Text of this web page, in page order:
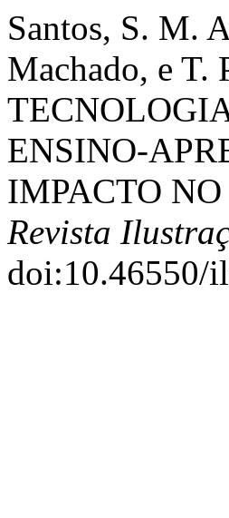
Santos, S. M.
Machado, e T.
ENSINO-
IMPACTO
Revista
doi:10.46550/